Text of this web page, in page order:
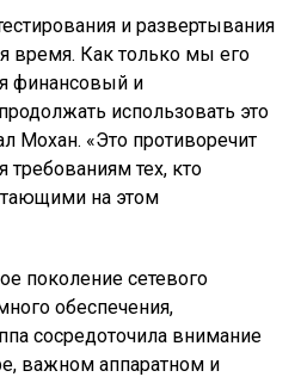
и развертывания
время. Как только мы его
финансовый и
использовать это
Мохан. «Это противоречит
тех, кто
на этом
поколение сетевого
обеспечения,
сосредоточила внимание
важном аппаратном и